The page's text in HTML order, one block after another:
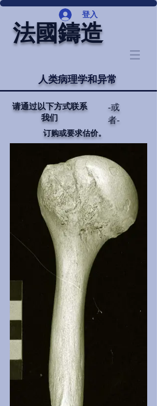
登入
法國鑄造
人类病理学和异常
请通过以下方式联系
我们
-或
者-
订购或要求估价。